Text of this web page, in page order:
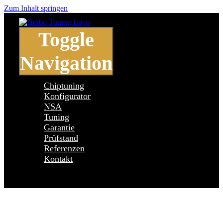
Zum Inhalt springen
Toggle
Navigation
Chiptuning
Konfigurator
NSA
Tuning
Garantie
Prüfstand
Referenzen
Kontakt